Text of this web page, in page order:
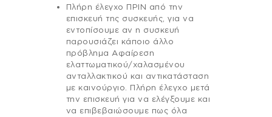
Πλήρη έλεγχο ΠΡΙΝ από την
επισκευή της συσκευής, για να
εντοπίσουμε αν η συσκευή
παρουσιάζει κάποιο άλλο
πρόβλημα Αφαίρεση
ελαττωματικού/χαλασμένου
ανταλλακτικού και αντικατάσταση
με καινούργιο. Πλήρη έλεγχο μετά
την επισκευή για να ελέγξουμε και
να επιβεβαιώσουμε πως όλα